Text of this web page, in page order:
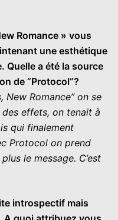
Romance » vous
une esthétique
Quelle a été la source
de “Protocol”?
New Romance” on se
effets, on tenait à
qui finalement
Protocol on prend
le message. C’est
introspectif mais